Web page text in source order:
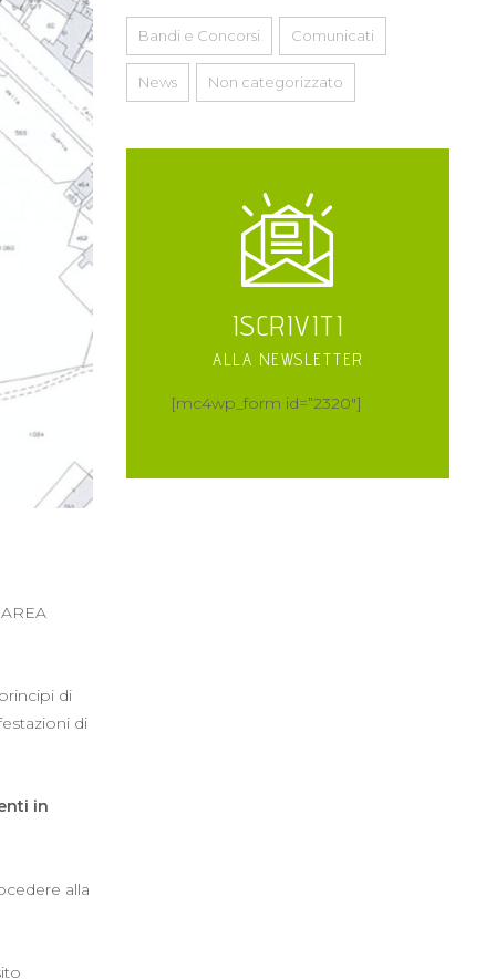
di
di
in
alla
Bandi e Concorsi Comunicati
News Non categorizzato
ISCRIVITI
ALLA NEWSLETTER
[mc4wp_form id=”2320″]